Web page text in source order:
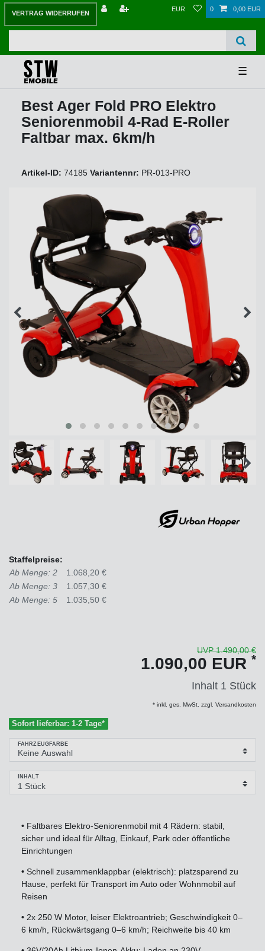
VERTRAG WIDERRUFEN
EUR 0 0,00 EUR
☰
Best Ager Fold PRO Elektro
Seniorenmobil 4-Rad E-Roller
Faltbar max. 6km/h
Artikel-ID: 74185 Variantennr: PR-013-PRO
Staffelpreise:
Ab Menge: 2
1.068,20 €
Ab Menge: 3
1.057,30 €
Ab Menge: 5
1.035,50 €
UVP 1.490,00 €
1.090,00 EUR *
Inhalt 1 Stück
* inkl. ges. MwSt. zzgl. Versandkosten
Sofort lieferbar: 1-2 Tage*
FAHRZEUGFARBE
INHALT
• Faltbares Elektro-Seniorenmobil mit 4 Rädern: stabil,
sicher und ideal für Alltag, Einkauf, Park oder öffentliche
Einrichtungen
• Schnell zusammenklappbar (elektrisch): platzsparend zu
Hause, perfekt für Transport im Auto oder Wohnmobil auf
Reisen
• 2x 250 W Motor, leiser Elektroantrieb; Geschwindigkeit 0–
6 km/h, Rückwärtsgang 0–6 km/h; Reichweite bis 40 km